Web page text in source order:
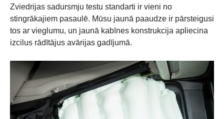
Zviedrijas sadursmju testu standarti ir vieni no
stingrākajiem pasaulē. Mūsu jaunā paaudze ir pārsteigusi
tos ar vieglumu, un jaunā kabīnes konstrukcija apliecina
izcilus rādītājus avārijas gadījumā.